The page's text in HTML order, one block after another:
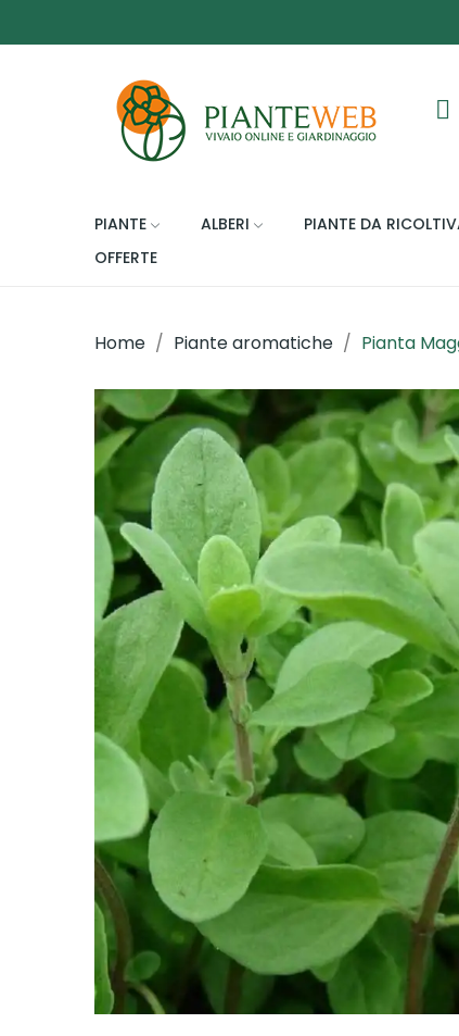
PIANTE ALBERI PIANTE DA
OFFERTE
Home Piante aromatiche Pianta